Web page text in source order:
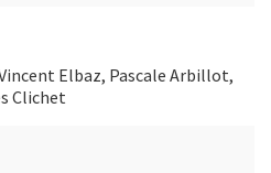
Elbaz, Pascale Arbillot,
Clichet